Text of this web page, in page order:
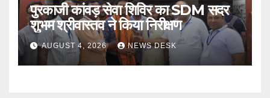
पुरकाजी कांवड़ सेवा शिविर का SDM सदर
शुभम श्रीवास्तव ने किया निरीक्षण
AUGUST 4, 2026 NEWS DESK